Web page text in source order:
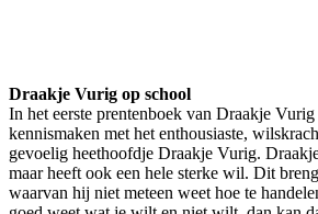
Draakje Vurig op school
In het eerste prentenboek van Draakje
kennismaken met het enthousiaste,
gevoelig heethoofdje Draakje Vurig.
maar heeft ook een hele sterke wil. Dit
waarvan hij niet meteen weet hoe te